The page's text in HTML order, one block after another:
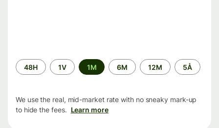
Time
period
48H 1V 1M 6M 12M 5Å
We use the real, mid-market rate with no sneaky mark-up
to hide the fees. Learn more